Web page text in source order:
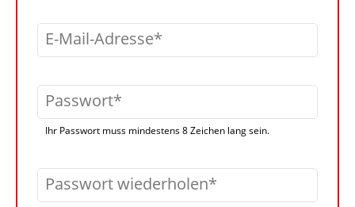
E-Mail-Adresse
Passwort
Ihr Passwort muss mindestens 8 Zeichen lang sein.
Passwort wiederholen